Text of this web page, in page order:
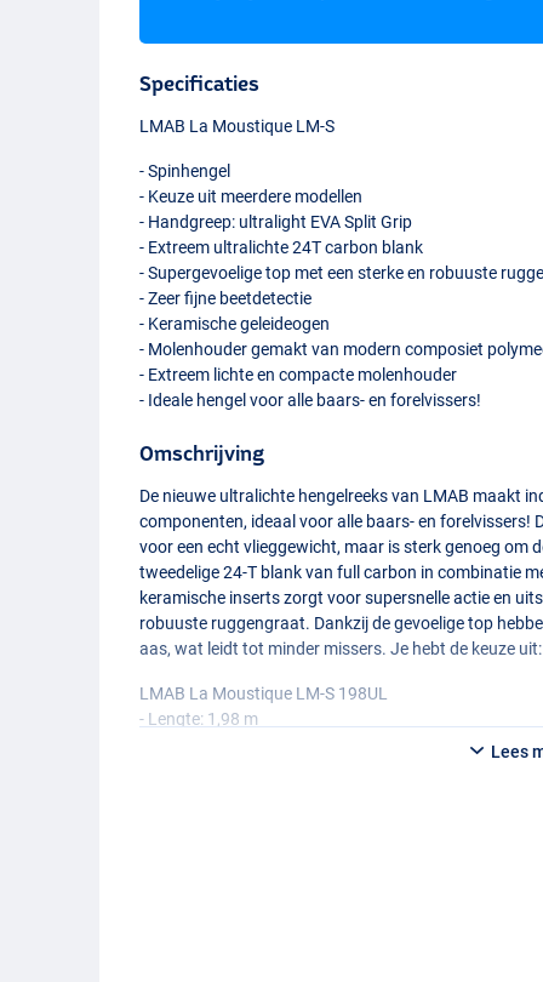
Specificaties
LMAB La Moustique LM-S
- Spinhengel
- Keuze uit meerdere modellen
- Handgreep: ultralight EVASplit Grip
- Extreem ultralichte 24T carbon blank
- Supergevoelige top met een sterke en robuuste
- Zeer fijne beetdetectie
- Keramische geleideogen
- Molenhouder gemakt van modern composiet
- Extreem lichte en compacte molenhouder
- Ideale hengel voor alle baars- en forelvissers!
Omschrijving
De nieuwe ultralichte hengelreeks van LMAB maakt
componenten, ideaal voor alle baars- en forelvissers!
voor een echt vlieggewicht, maar is sterk genoeg om
tweedelige 24-T blank van full carbon in combinatie
keramische inserts zorgt voor supersnelle actie en
robuuste ruggengraat. Dankzij de gevoelige top
aas, wat leidt tot minder missers. Je hebt de keuze uit:
LMAB La Moustique LM-S 198UL
- Lengte: 1,98 m
Lees